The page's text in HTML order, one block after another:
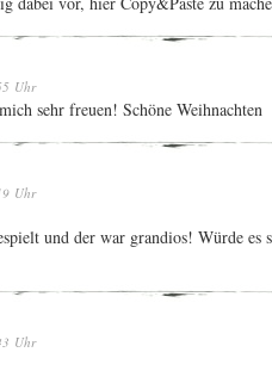
Uhr
sehr freuen! Schöne Weihnachten
Uhr
und der war grandios! Würde es
Uhr